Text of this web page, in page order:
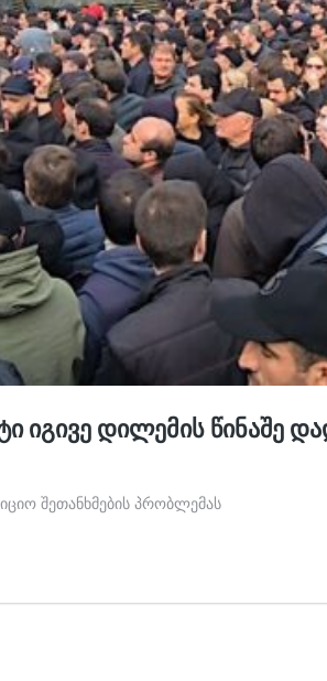
იგივე დილემის წინაშე
შეთანხმების პრობლემას